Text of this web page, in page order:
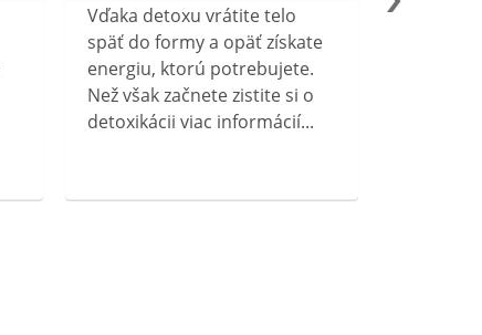
Vďaka detoxu vrátite telo
späť do formy a opäť získate
energiu, ktorú potrebujete.
Než však začnete zistite si o
detoxikácii viac informácií...